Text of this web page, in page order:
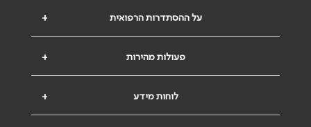
+ על ההסתדרות הרפואית
+ פעולות מהירות
+ לוחות מידע